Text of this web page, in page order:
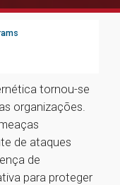
tornou-se
organizações.
de ataques
de
para proteger